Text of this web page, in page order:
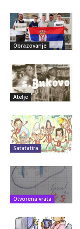
Obrazovanje
Atelje
Satatatira
Otvorena vrata